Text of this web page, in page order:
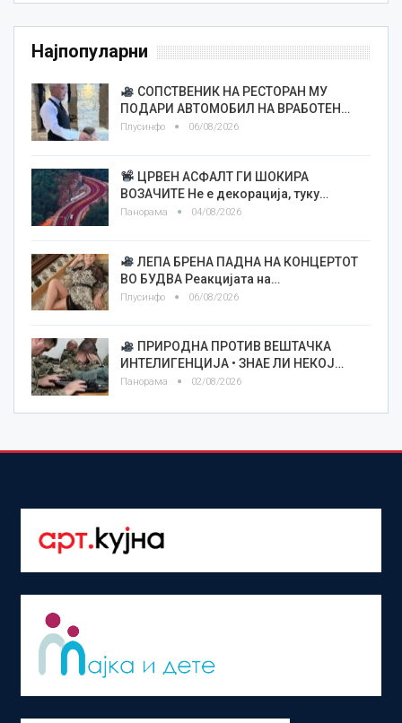
Најпопуларни
СОПСТВЕНИК НА РЕСТОРАН МУ
ПОДАРИ АВТОМОБИЛ НА ВРАБОТЕН…
Плусинфо 06/08/2026
ЦРВЕН АСФАЛТ ГИ ШОКИРА
ВОЗАЧИТЕ Не е декорација, туку…
Панорама 04/08/2026
ЛЕПА БРЕНА ПАДНА НА КОНЦЕРТОТ
ВО БУДВА Реакцијата на…
Плусинфо 06/08/2026
ПРИРОДНА ПРОТИВ ВЕШТАЧКА
ИНТЕЛИГЕНЦИЈА • ЗНАЕ ЛИ НЕКОЈ…
Панорама 02/08/2026